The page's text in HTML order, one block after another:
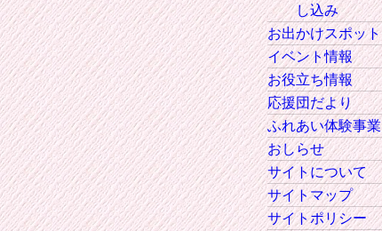
し込み
お出かけスポット
イベント情報
お役立ち情報
応援団だより
ふれあい体験事業
おしらせ
サイトについて
サイトマップ
サイトポリシー